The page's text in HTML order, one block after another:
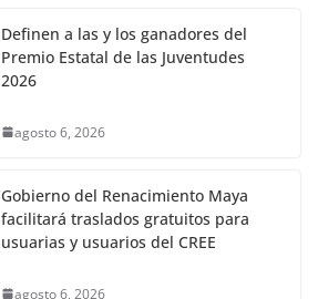
Definen a las y los ganadores del
Premio Estatal de las Juventudes
2026
agosto 6, 2026
Gobierno del Renacimiento Maya
facilitará traslados gratuitos para
usuarias y usuarios del CREE
agosto 6, 2026